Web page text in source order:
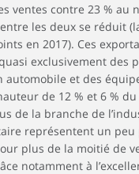
ventes contre 23 % au
entre les deux se réduit
en 2017). Ces
exclusivement des
automobile et des
de 12 % et 6 %
de la branche de
représentent un peu
plus de la moitié de
notamment à